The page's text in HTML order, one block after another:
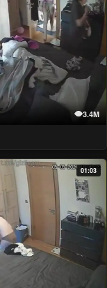
3.4M
01:03